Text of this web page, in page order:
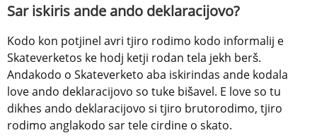
Sar iskiris ande ando deklaracijovo?
Kodo kon potjinel avri tjiro rodimo kodo informalij e
Skateverketos ke hodj ketji rodan tela jekh berš.
Andakodo o Skateverketo aba iskirindas ande kodala
love ando deklaracijovo so tuke bišavel. E love so tu
dikhes ando deklaracijovo si tjiro brutorodimo, tjiro
rodimo anglakodo sar tele cirdine o skato.